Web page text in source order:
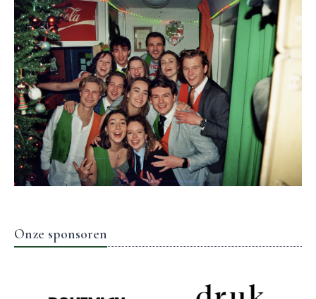
Onze sponsoren